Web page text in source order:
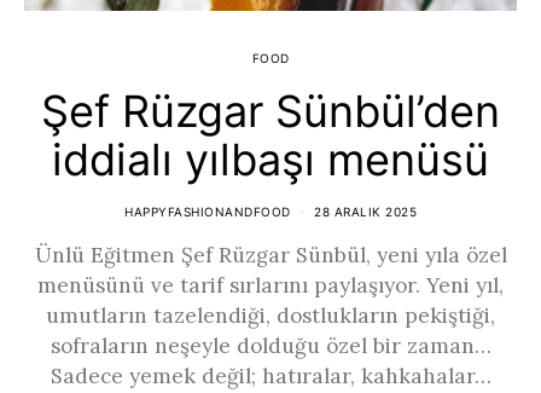
FOOD
Şef Rüzgar Sünbül’den
iddialı yılbaşı menüsü
HAPPYFASHIONANDFOOD 28 ARALIK 2025
Ünlü Eğitmen Şef Rüzgar Sünbül, yeni yıla özel
menüsünü ve tarif sırlarını paylaşıyor. Yeni yıl,
umutların tazelendiği, dostlukların pekiştiği,
sofraların neşeyle dolduğu özel bir zaman…
Sadece yemek değil; hatıralar, kahkahalar…